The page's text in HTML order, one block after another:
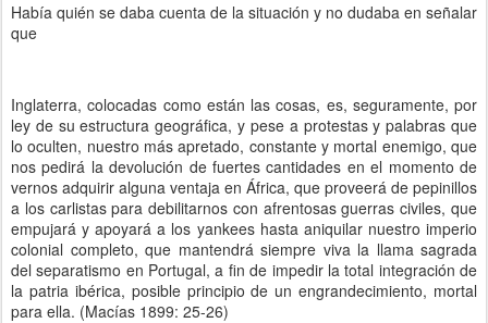
Había quién se daba cuenta de la situación y no dudaba en señalar
que
Inglaterra, colocadas como están las cosas, es, seguramente, por
ley de su estructura geográfica, y pese a protestas y palabras que
lo oculten, nuestro más apretado, constante y mortal enemigo, que
nos pedirá la devolución de fuertes cantidades en el momento de
vernos adquirir alguna ventaja en África, que proveerá de pepinillos
a los carlistas para debilitarnos con afrentosas guerras civiles, que
empujará y apoyará a los yankees hasta aniquilar nuestro imperio
colonial completo, que mantendrá siempre viva la llama sagrada
del separatismo en Portugal, a fin de impedir la total integración de
la patria ibérica, posible principio de un engrandecimiento, mortal
para ella. (Macías 1899: 25-26)